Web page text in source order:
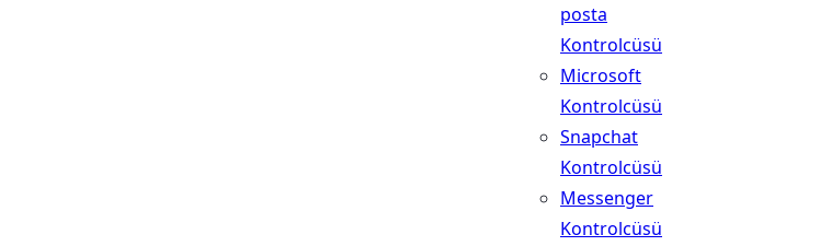
posta
Kontrolcüsü
Microsoft
Kontrolcüsü
Snapchat
Kontrolcüsü
Messenger
Kontrolcüsü